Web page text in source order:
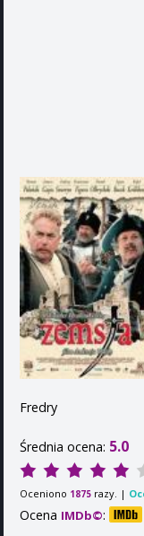
Fredry
Średnia ocena: 5.0
Oceniono 1875 razy. |
Ocena IMDb©: